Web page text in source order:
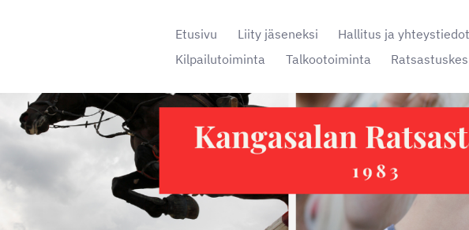
Etusivu Liity jäseneksi
Hallitus ja
Kilpailutoiminta
Talkootoiminta